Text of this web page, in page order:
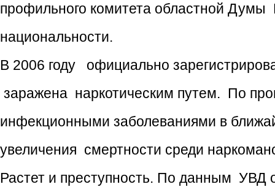
профильного комитета областной
национальности.
В 2006 году официально
заражена наркотическим путем. По
инфекционными заболеваниями в
увеличения смертности среди
Растет и преступность. По данным УВД